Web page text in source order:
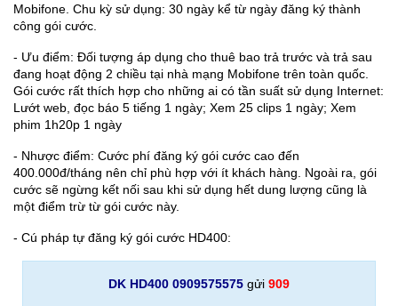
Mobifone. Chu kỳ sử dụng: 30 ngày kể từ ngày đăng ký thành
công gói cước.
- Ưu điểm: Đối tượng áp dụng cho thuê bao trả trước và trả sau
đang hoạt động 2 chiều tại nhà mạng Mobifone trên toàn quốc.
Gói cước rất thích hợp cho những ai có tần suất sử dụng Internet:
Lướt web, đọc báo 5 tiếng 1 ngày; Xem 25 clips 1 ngày; Xem
phim 1h20p 1 ngày
- Nhược điểm: Cước phí đăng ký gói cước cao đến
400.000đ/tháng nên chỉ phù hợp với ít khách hàng. Ngoài ra, gói
cước sẽ ngừng kết nối sau khi sử dụng hết dung lượng cũng là
một điểm trừ từ gói cước này.
- Cú pháp tự đăng ký gói cước HD400:
DK HD400 0909575575 gửi 909